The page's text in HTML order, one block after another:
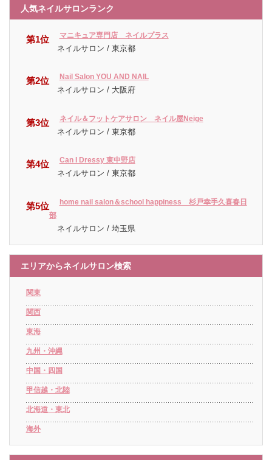
人気ネイルサロンランク
第1位 マニキュア専門店 ネイルプラス
ネイルサロン / 東京都
第2位 Nail Salon YOU AND NAIL
ネイルサロン / 大阪府
第3位 ネイル＆フットケアサロン ネイル屋Neige
ネイルサロン / 東京都
第4位 Can I Dressy 東中野店
ネイルサロン / 東京都
第5位
home nail salon＆school happiness 杉戸幸手久喜春日
部
ネイルサロン / 埼玉県
エリアからネイルサロン検索
関東
関西
東海
九州・沖縄
中国・四国
甲信越・北陸
北海道・東北
海外